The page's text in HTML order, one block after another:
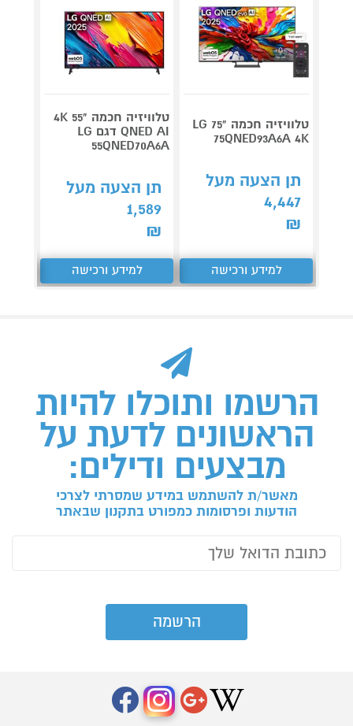
טלוויזיה חכמה "75 LG
75QNED93A6A 4K
תן הצעה מעל
4,447
₪
למידע ורכישה
טלוויזיה חכמה "55 4K
QNED AI דגם LG
55QNED70A6A
תן הצעה מעל
1,589
₪
למידע ורכישה
הרשמו ותוכלו להיות
הראשונים לדעת על
מבצעים ודילים:
מאשר/ת להשתמש במידע שמסרתי לצרכי
הודעות ופרסומות כמפורט בתקנון שבאתר